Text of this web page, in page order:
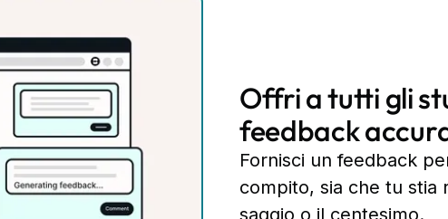
Offri a tutti gli
feedback
Fornisci un feedback
compito, sia che tu stia
saggio o il centesimo.